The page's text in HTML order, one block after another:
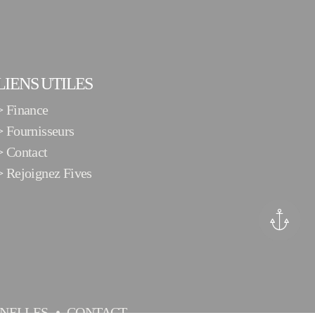
UTILES
Finance
Fournisseurs
Contact
Rejoignez Fives